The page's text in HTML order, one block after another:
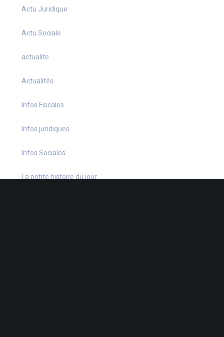
Actu Juridique
Actu Sociale
actualite
Actualités
Infos Fiscales
Infos juridiques
Infos Sociales
La petite histoire du jour